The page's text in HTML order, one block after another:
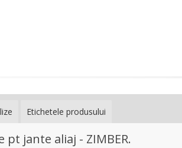
Etichetele produsului
jante aliaj - ZIMBER.